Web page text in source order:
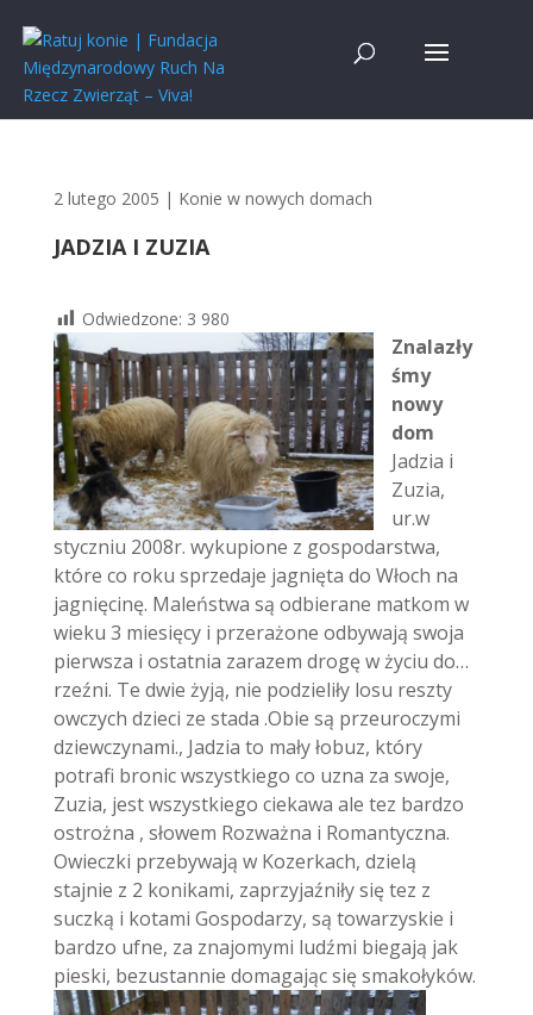
2 lutego 2005 | Konie w nowych domach
JADZIA I ZUZIA
Odwiedzone: 3 980
Znalazły
śmy
nowy
dom
Jadzia i
Zuzia,
ur.w
styczniu 2008r. wykupione z gospodarstwa,
które co roku sprzedaje jagnięta do Włoch na
jagnięcinę. Maleństwa są odbierane matkom w
wieku 3 miesięcy i przerażone odbywają swoja
pierwsza i ostatnia zarazem drogę w życiu do…
rzeźni. Te dwie żyją, nie podzieliły losu reszty
owczych dzieci ze stada .Obie są przeuroczymi
dziewczynami., Jadzia to mały łobuz, który
potrafi bronic wszystkiego co uzna za swoje,
Zuzia, jest wszystkiego ciekawa ale tez bardzo
ostrożna , słowem Rozważna i Romantyczna.
Owieczki przebywają w Kozerkach, dzielą
stajnie z 2 konikami, zaprzyjaźniły się tez z
suczką i kotami Gospodarzy, są towarzyskie i
bardzo ufne, za znajomymi ludźmi biegają jak
pieski, bezustannie domagając się smakołyków.